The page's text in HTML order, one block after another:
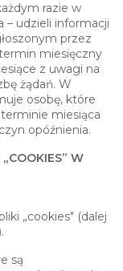
razie w
– udzieli informacji
przez
miesięczny
z uwagi na
żądań. W
osobę, które
terminie miesiąca
opóźnienia.
W
„cookies" (dalej
są